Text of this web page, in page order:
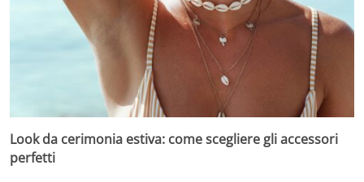
Look da cerimonia estiva: come scegliere gli accessori
perfetti